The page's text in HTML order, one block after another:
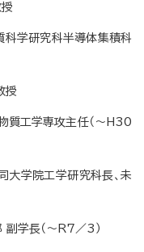
学研究科半導体集積科
授
質工学専攻主任（～H30
大学院工学研究科長、未
副学長（～R7／3）